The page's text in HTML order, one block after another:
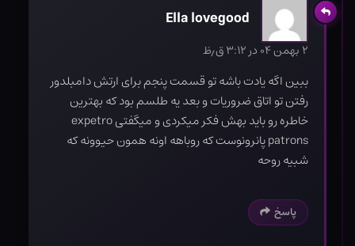
Ella lovegood
۲ بهمن ۰۴ در ۳:۱۲ ق٫ظ
ببین اگه یادت باشه تو قسمت پنجم برای ارتش دامبلدور
رفتن تو اتاق ضروریات و بعد یه طلسم بود که بهترین
خاطره رو باید بهش فکر میکردی و میگفتی expetro
patrons پانرونوست که روباهه اونه همون حیوونه که
شبیه روحه
پاسخ